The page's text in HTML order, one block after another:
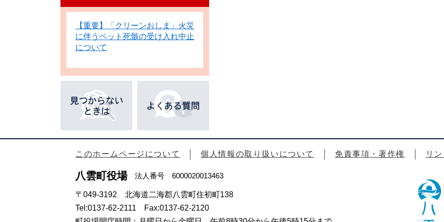
【重要】「クリーンおしま」火災
に伴うペット死骸の受け入れ中止
について
このホームページについて 個人情報の取り扱いについて 免責事項・著作権 リ
八雲町役場法人番号 6000020013463
〒049-3192 北海道二海郡八雲町住初町138
Tel:0137-62-2111 Fax:0137-62-2120